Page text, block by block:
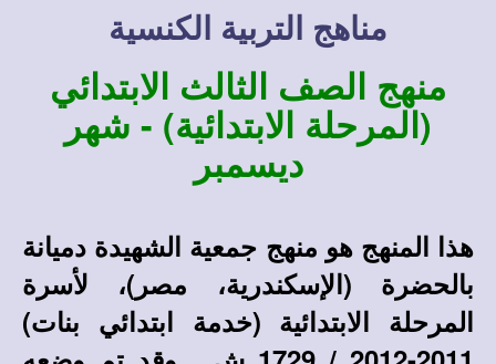
مناهج التربية الكنسية
منهج الصف الثالث الابتدائي
(المرحلة الابتدائية) - شهر
ديسمبر
هذا المنهج هو منهج جمعية الشهيدة دميانة
بالحضرة (الإسكندرية، مصر)، لأسرة
المرحلة الابتدائية (خدمة ابتدائي بنات)